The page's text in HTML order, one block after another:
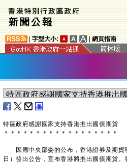
字型大小: 網頁指南
特區政府感謝國家支持香港推出國債期貨
＊ ＊ ＊ ＊ ＊ ＊ ＊ ＊ ＊ ＊ ＊ ＊ ＊ ＊ ＊ ＊ ＊ ＊
因應中央部委的公布，香港證券及期貨
日）發出公告，宣布香港將推出國債期貨